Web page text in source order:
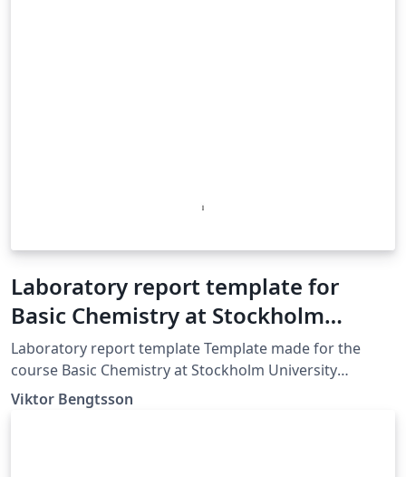
Laboratory report template for
Basic Chemistry at Stockholm
University
Laboratory report template Template made for the
course Basic Chemistry at Stockholm University
Template creation date: 2018-08-24
Viktor Bengtsson